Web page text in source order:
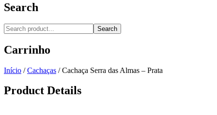
Search
Search
Carrinho
Início / Cachaças /Cachaça Serra das Almas – Prata
Product Details